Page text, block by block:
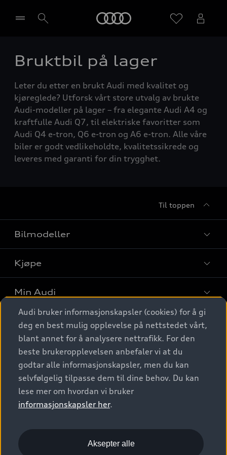
Velg forhandler
Bruktbil på lager
Leter du etter en brukt Audi med kvalitet og
kjøreglede? Utforsk vårt store utvalg av brukte
Audi-modeller på lager – fra elegante Audi A4 og
kraftfulle Audi Q7, til elektriske favoritter som
Audi Q4 e-tron, Q6 e-tron og A6 e-tron. Alle våre
biler er godt vedlikeholdte, kvalitetssikrede og
leveres med garanti for din trygghet.
Til toppen
Bilmodeller
Finn din Audi
Sammenlign bilmodeller
Elbiler
SUV
Stasjonsvogn
Sportback
S/RS
Konseptbiler og prototyper
Kjøpe
Kjøpshjelp
Biler på lager
Finn forhandler
Bestill prøvekjøring
Kontakt forhandler
Bilgarantier
Min Audi
Behold nybilfølelsen
Audi Originalt tilbehør
Verkstedtjenester
Digitale tjenester
Audi digitale tjenester
Audi connect
Functions on demand
Kom i gang med myAudi
Audi Norge
Kundeservice
Audi Driving Experience
© 2026 AUDI NORGE. All Rights Reserved.
Imprint
Audi bruker informasjonskapsler (cookies) for å gi
deg en best mulig opplevelse på nettstedet vårt,
blant annet for å analysere nettrafikk. For den
beste brukeropplevelsen anbefaler vi at du
godtar alle informasjonskapsler, men du kan
selvfølgelig tilpasse dem til dine behov. Du kan
lese mer om hvordan vi bruker
informasjonskapsler her.
Aksepter alle